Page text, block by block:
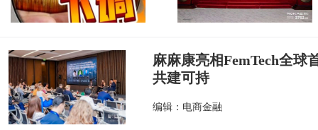
麻麻康亮相FemTech全球
共建可持
编辑：电商金融